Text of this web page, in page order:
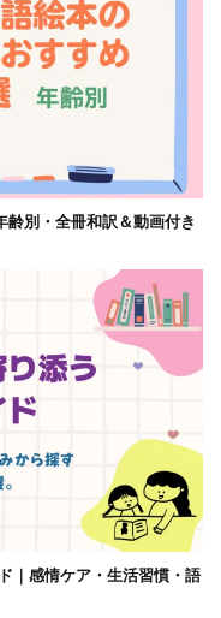
齢別・全冊和訳＆動画付き
｜感情ケア・生活習慣・語